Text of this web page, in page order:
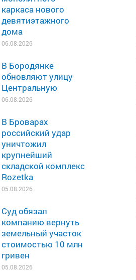
каркаса нового
девятиэтажного
дома
06.08.2026
В Бородянке
обновляют улицу
Центральную
06.08.2026
В Броварах
российский удар
уничтожил
крупнейший
складской комплекс
Rozetka
05.08.2026
Суд обязал
компанию вернуть
земельный участок
стоимостью 10 млн
гривен
05.08.2026